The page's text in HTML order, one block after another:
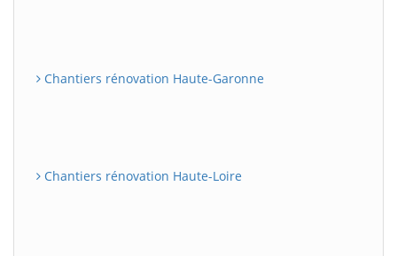
Chantiers rénovation Haute-Garonne
Chantiers rénovation Haute-Loire